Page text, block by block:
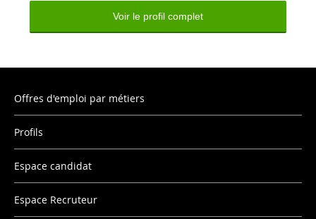
Voir le profil complet
Offres d'emploi par métiers
Profils
Espace candidat
Espace Recruteur